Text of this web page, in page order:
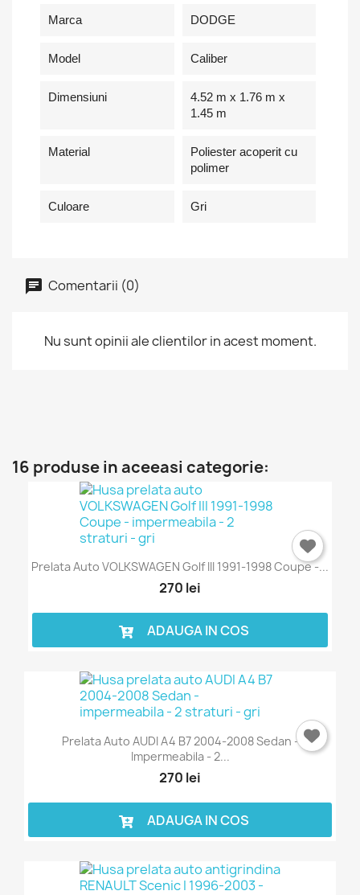
Marca DODGE
Model Caliber
Dimensiuni
4.52 m x 1.76 m x
1.45 m
Material
Poliester acoperit cu
polimer
Culoare Gri
Comentarii (0)
Nu sunt opinii ale clientilor in acest moment.
16 produse in aceeasi categorie:
Prelata Auto VOLKSWAGEN Golf III 1991-1998 Coupe -...
270 lei
ADAUGA IN COS
Prelata Auto AUDI A4 B7 2004-2008 Sedan -
Impermeabila - 2...
270 lei
ADAUGA IN COS